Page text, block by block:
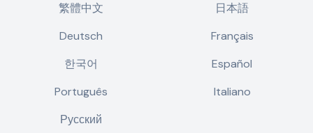
繁體中文
日本語
Deutsch
Français
한국어
Español
Português
Italiano
Русский